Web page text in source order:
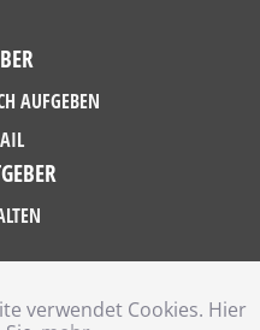
verwendet Cookies. Hier
AUFGEBEN